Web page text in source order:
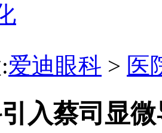
爱迪眼科 > 医
入蔡司显